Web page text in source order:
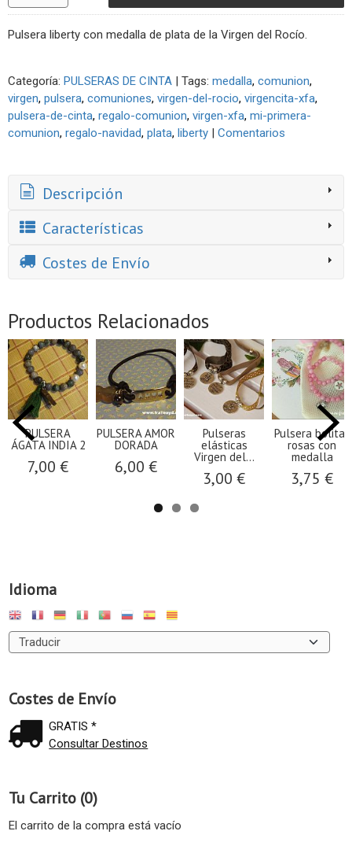
Idioma
Costes de Envío
GRATIS *
Consultar Destinos
Tu Carrito (0)
El carrito de la compra está vacío
Pulsera liberty con medalla de plata de la Virgen del Rocío.
Categoría: PULSERAS DE CINTA | Tags: medalla comunion
virgen pulsera comuniones virgen-del-rocio virgencita-xfa
pulsera-de-cinta regalo-comunion virgen-xfa mi-primera-
comunion regalo-navidad plata liberty | Comentarios
Descripción
Características
Costes de Envío
Productos Relacionados
PULSERA
ÁGATA INDIA 2
7,00 €
PULSERA AMOR
DORADA
6,00 €
Pulseras
elásticas
Virgen del...
3,00 €
Pulsera bolitas
rosas con
medalla
3,75 €